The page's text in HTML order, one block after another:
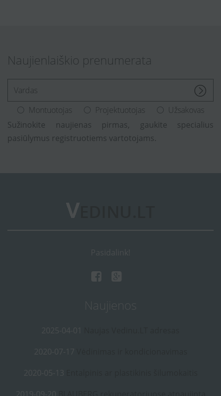
Naujienlaiškio prenumerata
Montuotojas Projektuotojas
Užsakovas
Sužinokite naujienas pirmas, gaukite specialius
pasiūlymus registruotiems vartotojams.
Pasidalink!
Naujienos
2025-04-01
2020-07-17
2020-05-13